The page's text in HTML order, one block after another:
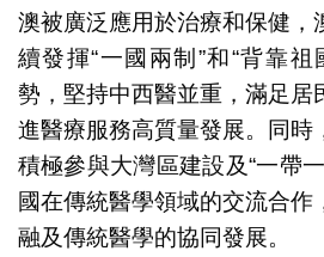
澳被廣泛應用於治療和保健，
續發揮“一國兩制”和“背靠
勢，堅持中西醫並重，滿足居
進醫療服務高質量發展。同時
積極參與大灣區建設及“一帶
國在傳統醫學領域的交流合作
融及傳統醫學的協同發展。